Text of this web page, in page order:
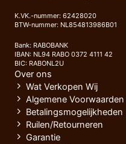
K.VK.-nummer: 62428020
BTW-nummer: NL854813986B01
Bank: RABOBANK
IBAN: NL94 RABO 0372 4111 42
BIC: RABONL2U
Over ons
Wat Verkopen Wij
Algemene Voorwaarden
Betalingsmogelijkheden
Ruilen/Retourneren
Garantie